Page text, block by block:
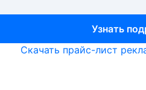
Узнать
Узнать
Скачать прайс-лист